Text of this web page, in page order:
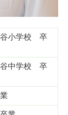
谷小学校 卒
谷中学校 卒